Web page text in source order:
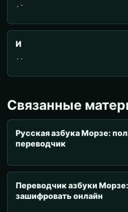
.-
И
..
Связанные
Русская азбука Морзе:
переводчик
Переводчик азбуки
зашифровать онлайн